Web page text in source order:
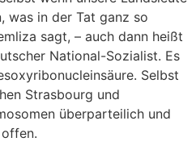
was in der Tat ganz so
sagt, – auch dann heißt
National-Sozialist. Es
Selbst
Strasbourg und
überparteilich und